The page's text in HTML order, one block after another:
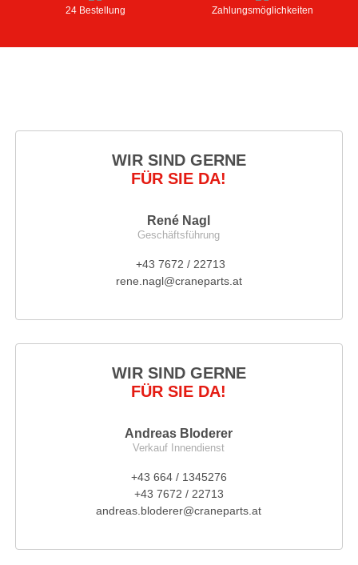
24 Bestellung Zahlungsmöglichkeiten
WIR SIND GERNE
FÜR SIE DA!
René Nagl
Geschäftsführung
+43 7672 / 22713
rene.nagl@craneparts.at
WIR SIND GERNE
FÜR SIE DA!
Andreas Bloderer
Verkauf Innendienst
+43 664 / 1345276
+43 7672 / 22713
andreas.bloderer@craneparts.at